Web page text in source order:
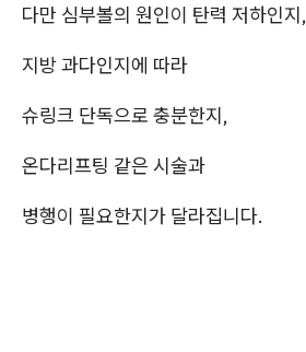
다만 심부볼의 원인이 탄력 저하인지,
지방 과다인지에 따라
슈링크 단독으로 충분한지,
온다리프팅 같은 시술과
병행이 필요한지가 달라집니다.